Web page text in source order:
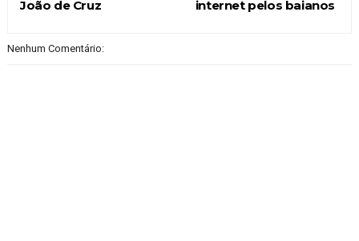
internet pelos baianos
João de Cruz
Nenhum Comentário: